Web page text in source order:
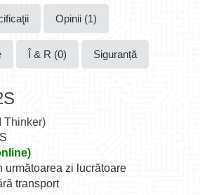
Opinii (1)
Î & R (0) Siguranță
Thinker)
următoarea zi lucrătoare
transport